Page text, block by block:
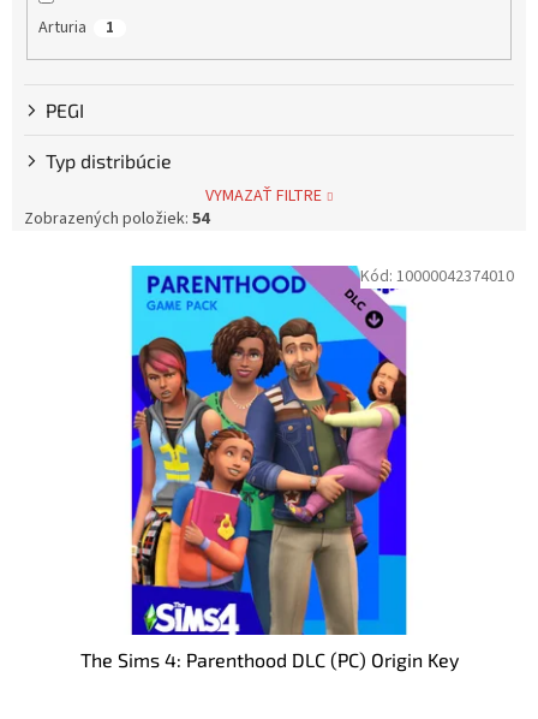
Arturia 1
PEGI
Typ distribúcie
VYMAZAŤ FILTRE
Zobrazených položiek: 54
The Sims 4: Parenthood DLC (PC) Origin Key
Kód: 10000042374010